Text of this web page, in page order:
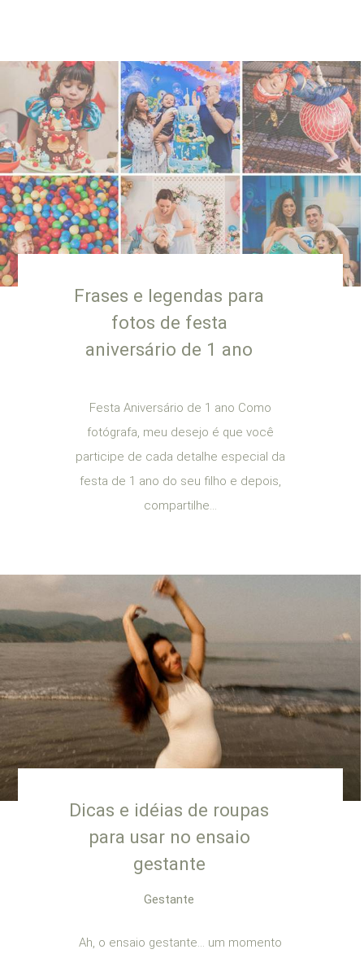
Frases e legendas para
fotos de festa
aniversário de 1 ano
Festa Aniversário de 1 ano Como
fotógrafa, meu desejo é que você
participe de cada detalhe especial da
festa de 1 ano do seu filho e depois,
compartilhe...
Dicas e idéias de roupas
para usar no ensaio
gestante
Gestante
Ah, o ensaio gestante… um momento